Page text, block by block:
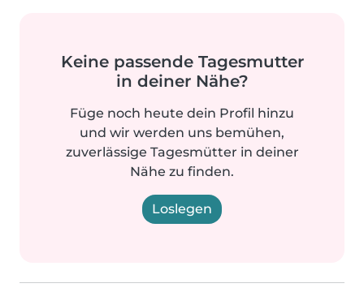
Keine passende Tagesmutter
in deiner Nähe?
Füge noch heute dein Profil hinzu
und wir werden uns bemühen,
zuverlässige Tagesmütter in deiner
Nähe zu finden.
Loslegen